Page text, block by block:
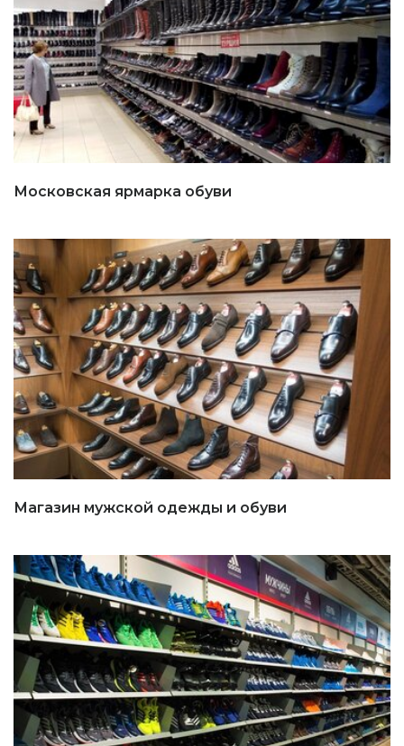
Московская ярмарка обуви
Магазин мужской одежды и обуви